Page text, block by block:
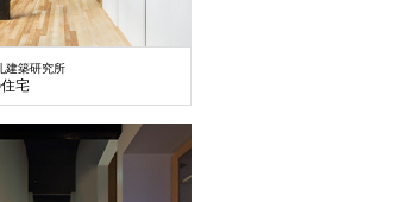
建築研究所
宅